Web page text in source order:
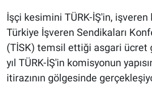
İşçi kesimini TÜRK-İŞ'in,
Türkiye İşveren Sendikaları
(TİSK) temsil ettiği asgari ücret
yıl TÜRK-İŞ'in komisyonun
itirazının gölgesinde